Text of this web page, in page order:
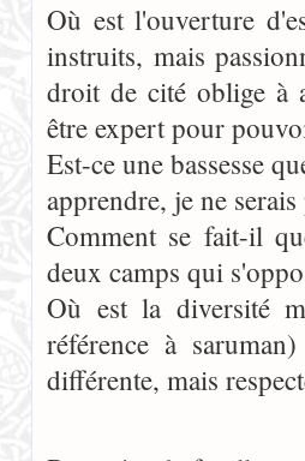
Où est l'ouverture
instruits, mais
droit de cité oblige à
être expert pour
Est-ce une bassesse
apprendre, je ne
Comment se fait-il
deux camps qui
Où est la diversité
référence à
différente, mais